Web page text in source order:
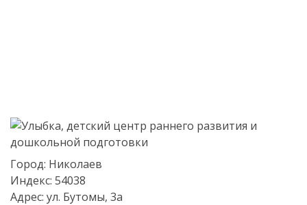
Город: Николаев
Индекс: 54038
Адрес: ул. Бутомы, 3а